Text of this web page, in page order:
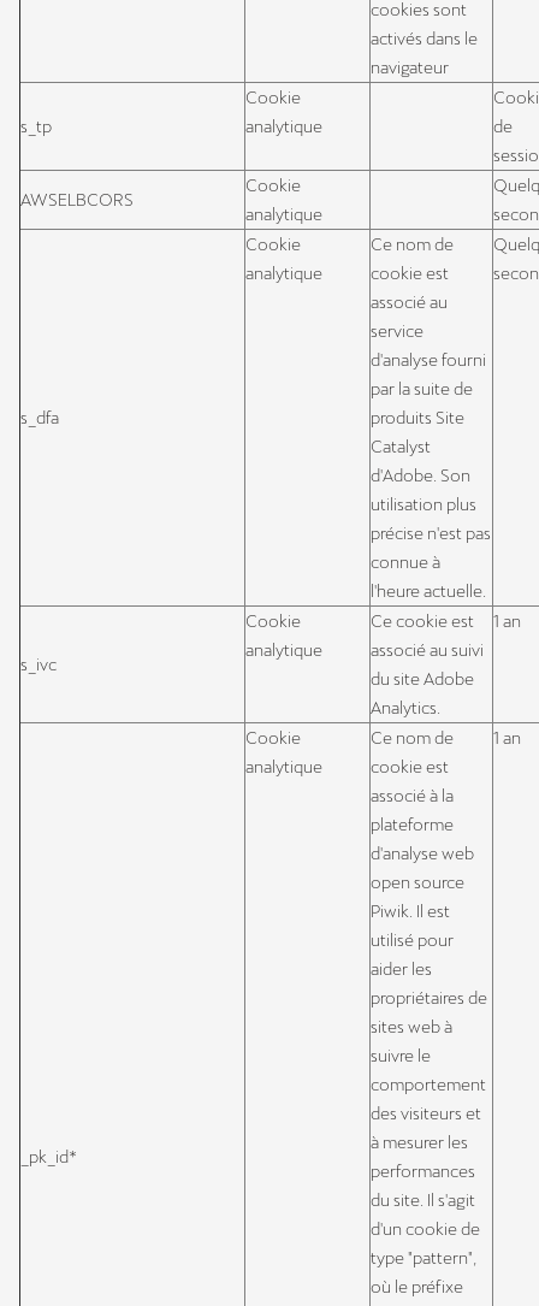
cookies sont
activés dans le
navigateur
s_tp
Cookie
analytique
de
AWSELBCORS
Cookie
analytique
s_dfa
Cookie
analytique
Ce nom de
cookie est
associé au
service
d'analyse fourni
par la suite de
produits Site
Catalyst
d'Adobe. Son
utilisation plus
précise n'est pas
connue à
l'heure actuelle.
s_ivc
Cookie
analytique
Ce cookie est
associé au suivi
du site Adobe
Analytics.
1 an
_pk_id*
Cookie
analytique
Ce nom de
cookie est
associé à la
plateforme
d'analyse web
open source
Piwik. Il est
utilisé pour
aider les
propriétaires de
sites web à
suivre le
comportement
des visiteurs et
à mesurer les
performances
du site. Il s'agit
d'un cookie de
type "pattern",
où le préfixe
1 an